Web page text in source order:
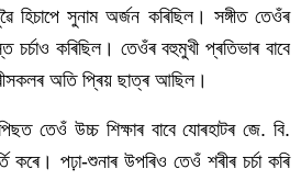
হিচাপে সুনাম অৰ্জন কৰিছিল। সঙ্গীত তেওঁৰ
কৰিছিল। তেওঁৰ বহুমুখী প্ৰতিভাৰ বাবে
অতি প্ৰিয় ছাত্ৰ আছিল।
তেওঁ উচ্চ শিক্ষাৰ বাবে যোৰহাটৰ জে. বি.
কৰে। পঢ়া-শুনাৰ উপৰিও তেওঁ শৰীৰ চৰ্চা কৰি